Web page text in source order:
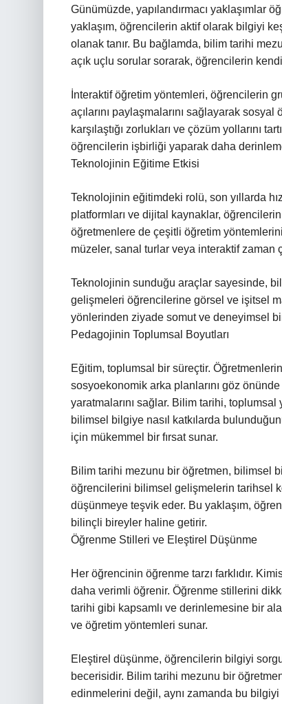
Günümüzde, yapılandırmacı yaklaşımlar
yaklaşım, öğrencilerin aktif olarak bilgiyi
olanak tanır. Bu bağlamda, bilim tarihi
açık uçlu sorular sorarak, öğrencilerin
İnteraktif öğretim yöntemleri, öğrencilerin
açılarını paylaşmalarını sağlayarak
karşılaştığı zorlukları ve çözüm yollarını
öğrencilerin işbirliği yaparak daha
Teknolojinin Eğitime Etkisi
Teknolojinin eğitimdeki rolü, son yıllarda
platformları ve dijital kaynaklar,
öğretmenlere de çeşitli öğretim
müzeler, sanal turlar veya interaktif
Teknolojinin sunduğu araçlar sayesinde,
gelişmeleri öğrencilerine görsel ve işitsel
yönlerinden ziyade somut ve deneyimsel
Pedagojinin Toplumsal Boyutları
Eğitim, toplumsal bir süreçtir.
sosyoekonomik arka planlarını göz
yaratmalarını sağlar. Bilim tarihi,
bilimsel bilgiye nasıl katkılarda
için mükemmel bir fırsat sunar.
Bilim tarihi mezunu bir öğretmen, bilimsel
öğrencilerini bilimsel gelişmelerin tarihsel
düşünmeye teşvik eder. Bu yaklaşım,
bilinçli bireyler haline getirir.
Öğrenme Stilleri ve Eleştirel Düşünme
Her öğrencinin öğrenme tarzı farklıdır.
daha verimli öğrenir. Öğrenme stillerini
tarihi gibi kapsamlı ve derinlemesine bir
ve öğretim yöntemleri sunar.
Eleştirel düşünme, öğrencilerin bilgiyi
becerisidir. Bilim tarihi mezunu bir
edinmelerini değil, aynı zamanda bu bilgiyi